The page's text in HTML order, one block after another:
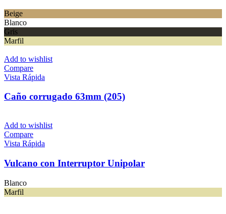
Beige
Blanco
Gris
Marfil
Add to wishlist
Compare
Vista Rápida
Caño corrugado 63mm (205)
Add to wishlist
Compare
Vista Rápida
Vulcano con Interruptor Unipolar
Blanco
Marfil